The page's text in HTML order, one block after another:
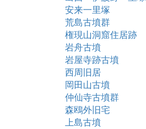
安来一里塚
荒島古墳群
権現山洞窟住居跡
岩舟古墳
岩屋寺跡古墳
西周旧居
岡田山古墳
仲仙寺古墳群
森鴎外旧宅
上島古墳